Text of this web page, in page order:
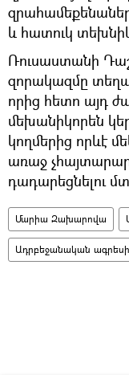
և հատուկ
Ռուսաստանի
զորակազմը
որից հետո այդ
մեխանիկորեն
կողմերից որևէ
առաջ
դադարեցնելու
Մարիա Զախարովա
Ադրբեջանական